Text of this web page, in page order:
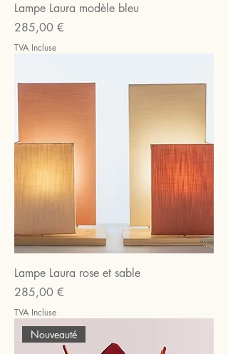
Lampe Laura modèle bleu
Prix
285,00 €
TVA Incluse
Lampe Laura rose et sable
Prix
285,00 €
TVA Incluse
Nouveauté